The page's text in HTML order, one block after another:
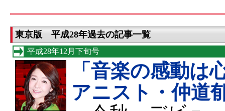
東京版 平成28年過去の記事一覧
平成28年12月下旬号
「音楽の感動は
アニスト・仲道